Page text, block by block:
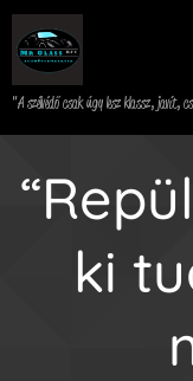
"A szélvédő csak úgy lesz klassz, javít,
ki